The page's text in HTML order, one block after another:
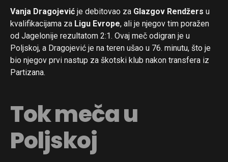
Vanja Dragojević je debitovao za Glazgov Rendžers u
kvalifikacijama za Ligu Evrope, ali je njegov tim poražen
od Jagelonije rezultatom 2:1. Ovaj meč odigran je u
Poljskoj, a Dragojević je na teren ušao u 76. minutu, što je
bio njegov prvi nastup za škotski klub nakon transfera iz
Partizana.
Tok meča u
Poljskoj